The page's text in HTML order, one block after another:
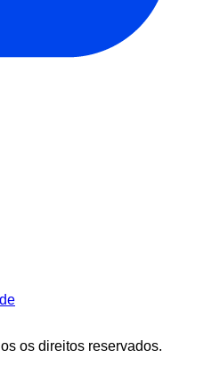
os direitos reservados.